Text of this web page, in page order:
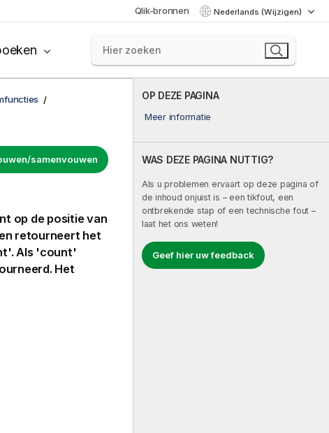
Qlik-bronnen Nederlands (Wijzigen)
OP DEZE PAGINA
Meer informatie
WAS DEZE PAGINA NUTTIG?
Als u problemen ervaart op deze pagina of
de inhoud onjuist is – een tikfout, een
ontbrekende stap of een technische fout –
laat het ons weten!
Geef hier uw feedback
samenvouwen
op de positie van
retourneert het
Als 'count'
Het